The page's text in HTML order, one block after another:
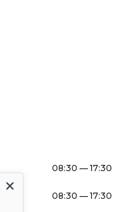
08:30 — 17:30
08:30 — 17:30